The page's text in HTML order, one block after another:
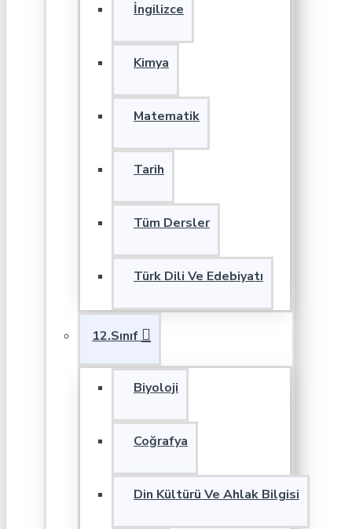
İngilizce
Kimya
Matematik
Tarih
Tüm Dersler
Türk Dili Ve Edebiyatı
12.Sınıf
Biyoloji
Coğrafya
Din Kültürü Ve Ahlak Bilgisi